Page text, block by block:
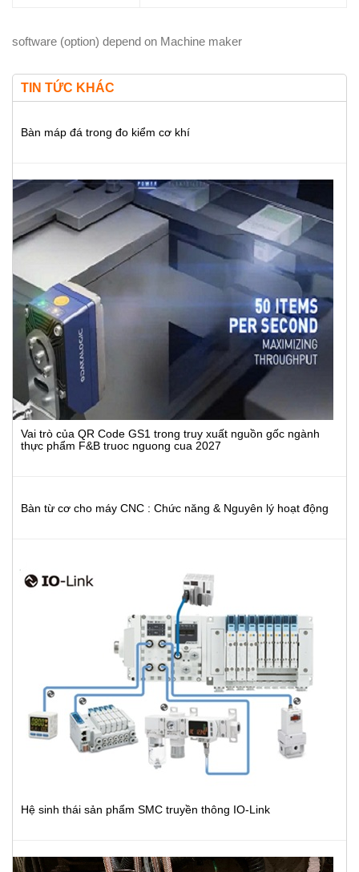
software (option) depend on Machine maker
TIN TỨC KHÁC
Bàn máp đá trong đo kiểm cơ khí
Vai trò của QR Code GS1 trong truy xuất nguồn gốc ngành
thực phẩm F&B truoc nguong cua 2027
Bàn từ cơ cho máy CNC : Chức năng & Nguyên lý hoạt động
Hệ sinh thái sản phẩm SMC truyền thông IO-Link